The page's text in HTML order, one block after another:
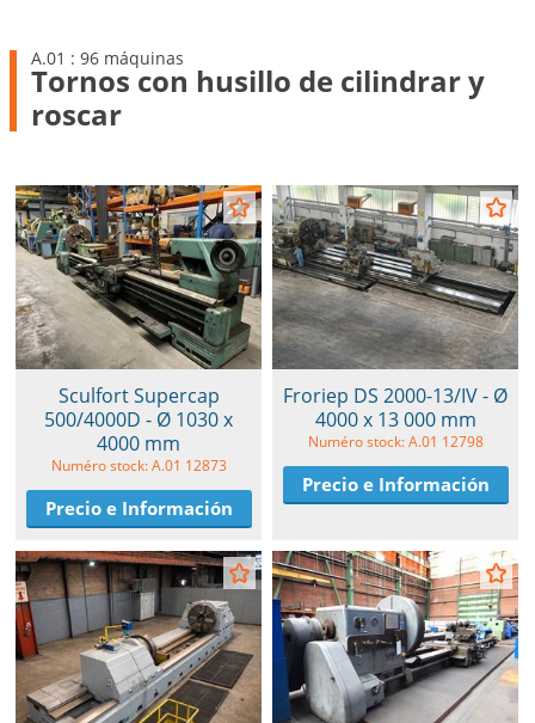
A.01 : 96 máquinas
Tornos con husillo de cilindrar y
roscar
Sculfort Supercap
500/4000D - Ø 1030 x
4000 mm
Numéro stock: A.01 12873
Precio e Información
Froriep DS 2000-13/IV - Ø
4000 x 13 000 mm
Numéro stock: A.01 12798
Precio e Información